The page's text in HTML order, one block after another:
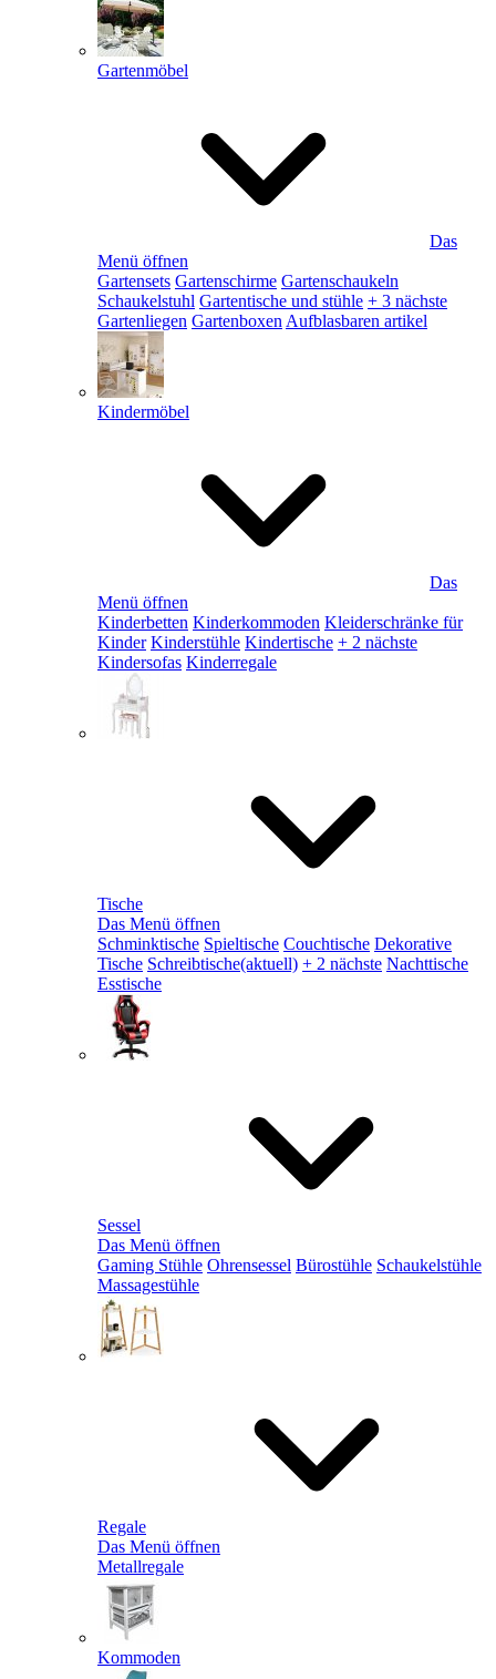
Gartenmöbel
Das
Menü öffnen
Gartensets Gartenschirme Gartenschaukeln
Schaukelstuhl Gartentische und stühle + 3 nächste
Gartenliegen Gartenboxen Aufblasbaren artikel
Kindermöbel
Das
Menü öffnen
Kinderbetten Kinderkommoden Kleiderschränke für
Kinder Kinderstühle Kindertische + 2 nächste
Kindersofas Kinderregale
Tische
Das Menü öffnen
Schminktische Spieltische Couchtische Dekorative
Tische Schreibtische(aktuell) + 2 nächste Nachttische
Esstische
Sessel
Das Menü öffnen
Gaming Stühle Ohrensessel Bürostühle Schaukelstühle
Massagestühle
Regale
Das Menü öffnen
Metallregale
Kommoden